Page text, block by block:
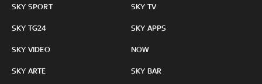
SKY SPORT
SKY TG24
SKY VIDEO
SKY ARTE
SKY TV
SKY APPS
NOW
SKY BAR